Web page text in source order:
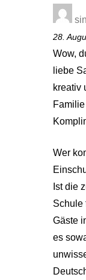
28.
Wow,
liebe
kreativ
Wer
Ist die
Schule
Gäste
es